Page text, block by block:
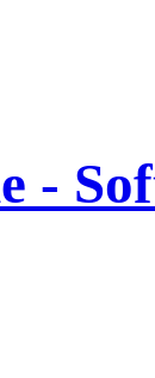
-